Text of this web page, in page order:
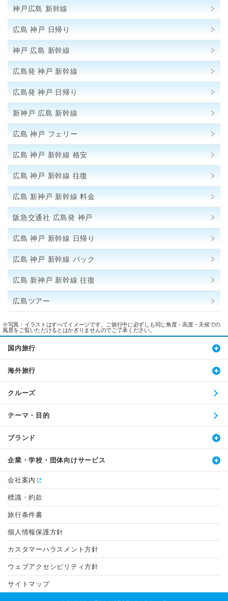
神戸広島 新幹線
広島 神戸 日帰り
神戸 広島 新幹線
広島発 神戸 新幹線
広島発 神戸 日帰り
新神戸 広島 新幹線
広島 神戸 フェリー
広島 神戸 新幹線 格安
広島 神戸 新幹線 往復
広島 新神戸 新幹線 料金
阪急交通社 広島発 神戸
広島 神戸 新幹線 日帰り
広島 神戸 新幹線 パック
広島 新神戸 新幹線 往復
広島ツアー
※写真・イラストはすべてイメージです。ご旅行中に必ずしも同じ角度・高度・天候での
風景をご覧いただけるとはかぎりませんのでご了承ください。
国内旅行
海外旅行
クルーズ
テーマ・目的
ブランド
企業・学校・団体向けサービス
会社案内
標識・約款
旅行条件書
個人情報保護方針
カスタマーハラスメント方針
ウェブアクセシビリティ方針
サイトマップ